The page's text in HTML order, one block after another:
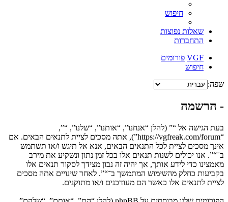
חיפוש
שאלות נפוצות
התחברות
VGF פורומים
חיפוש
שפה:
- הרשמה
בעת הגישה אל “” (להלן “אנחנו”, “אותנו”, “שלנו”, “”,
“https://vgfreak.com/forum”), אתה מסכים לציית לתנאים הבאים. אם
אינך מסכים לציית לכל התנאים הבאים, אנא אל תיגש ו/או תשתמש
ב־“”. אנו יכולים לשנות תנאים אלו בכל זמן נתון ונשקיע את מירב
מאמצינו כדי לידע אותך, אך יהיה זה נבון מצידך לסקור תנאים אלו
בקביעות כחלק מהשימוש המתמשך ב־“”. לאחר שינויים אתה מסכים
לציית לתנאים אלו כאשר הם מעודכנים ו/או מתוקנים.